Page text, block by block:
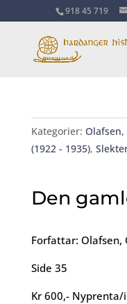
918 45 719
Kategorier: Olafsen,
(1922 - 1935),
Den
Forfattar: Olafsen,
Side 35
Kr 600,-